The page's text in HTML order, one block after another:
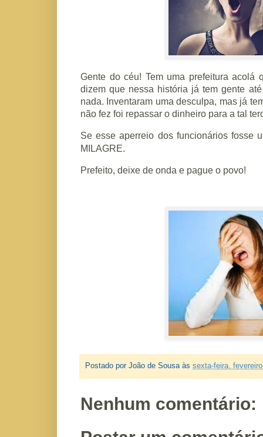
Gente do céu! Tem uma prefeitura acolá
dizem que nessa história já tem gente
nada. Inventaram uma desculpa, mas já
não fez foi repassar o dinheiro para a tal
Se esse aperreio dos funcionários fosse
MILAGRE.
Prefeito, deixe de onda e pague o povo!
Postado por João de Sousa às sexta-feira,
Nenhum comentário: